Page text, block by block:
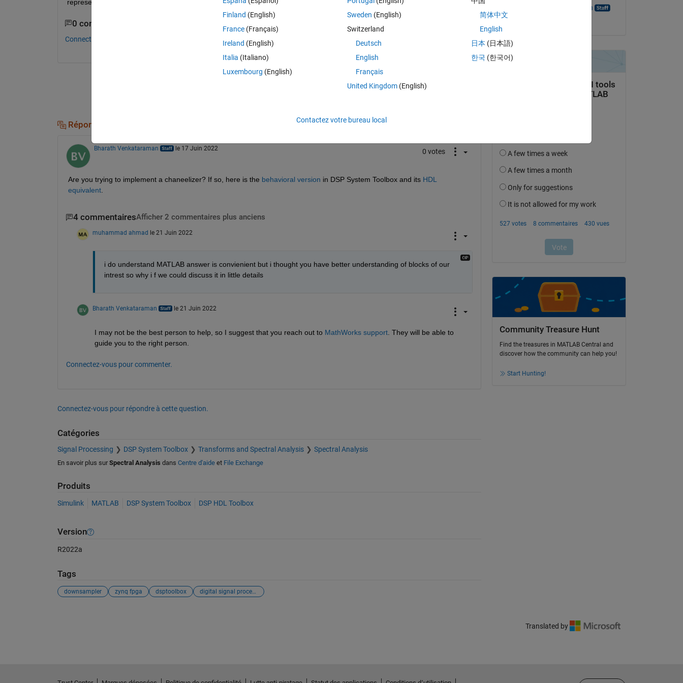
represented in 1 MHz
0 commentaires
Connectez-vous pour commenter.
Réponses (1)
Bharath Venkataraman le 17 Juin 2022 0 votes
Are you trying to implement a chaneelizer? If so, here is the behavioral version in DSP System Toolbox and its HDL
equivalent.
4 commentairesAfficher 2 commentaires plus anciens
muhammad ahmad le 21 Juin 2022
i do understand MATLAB answer is convienient but i thought you have better understanding of blocks of our
intrest so why i f we could discuss it in little details
Bharath Venkataraman le 21 Juin 2022
I may not be the best person to help, so I suggest that you reach out to MathWorks support. They will be able to
guide you to the right person.
Connectez-vous pour commenter.
Connectez-vous pour répondre à cette question.
Catégories
Signal Processing DSP System Toolbox Transforms and Spectral Analysis Spectral Analysis
En savoir plus sur Spectral Analysis dans Centre d'aideet File Exchange
Produits
Simulink MATLAB DSP System Toolbox DSP HDL Toolbox
Version
R2022a
Tags
downsampler zynq fpga dsptoolbox digital signal processing
Bharath Venkataraman
le 21 Juin 2022
Community Treasure Hunt
Find the treasures in MATLAB Central and
discover how the community can help you!
Start Hunting!
Translated by
Finland (English)
France (Français)
Ireland (English)
Italia (Italiano)
Luxembourg (English)
Sweden (English)
Switzerland
Deutsch
English
Français
United Kingdom(English)
简体中文
English
日本 (日本語)
한국 (한국어)
Contactez votre bureau local